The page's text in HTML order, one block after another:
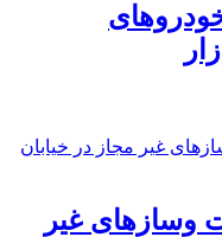
وسازهای غیر